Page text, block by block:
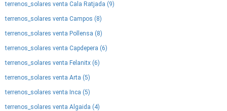
terrenos_solares venta Cala Ratjada (9)
terrenos_solares venta Campos (8)
terrenos_solares venta Pollensa (8)
terrenos_solares venta Capdepera (6)
terrenos_solares venta Felanitx (6)
terrenos_solares venta Arta (5)
terrenos_solares venta Inca (5)
terrenos_solares venta Algaida (4)